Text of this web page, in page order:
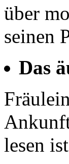
über
seinen
Das
lesen